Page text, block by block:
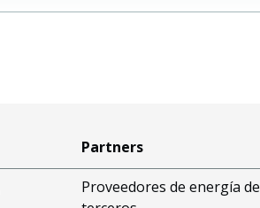
Partners
Proveedores de energía de